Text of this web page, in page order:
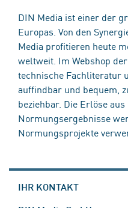
DIN Media ist einer der
Europas. Von den
Media profitieren heute
weltweit. Im Webshop
technische Fachliteratur
auffindbar und bequem,
beziehbar. Die Erlöse
Normungsergebnisse
Normungsprojekte
IHR KONTAKT